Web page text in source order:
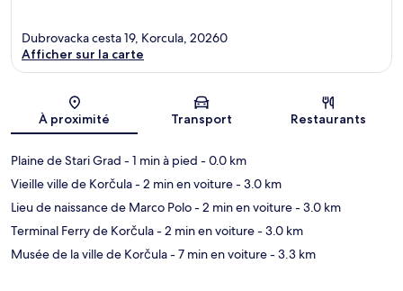
Carte
Dubrovacka cesta 19, Korcula, 20260
Afficher sur la carte
À proximité Transport Restaurants
Plaine de Stari Grad - 1 min à pied - 0.0 km
Vieille ville de Korčula- 2 min en voiture- 3.0 km
Lieu de naissance de Marco Polo- 2 min en voiture- 3.0 km
Terminal Ferry de Korčula- 2 min en voiture- 3.0 km
Musée de la ville de Korčula- 7 min en voiture- 3.3 km